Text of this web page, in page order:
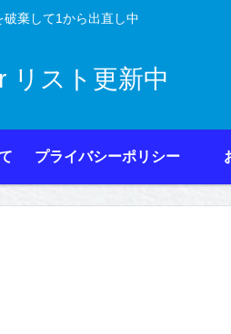
破棄して1から出直し中
リスト更新中
プライバシーポリシー